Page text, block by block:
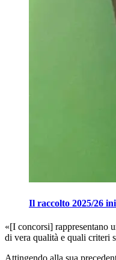
Il raccolto 2025/26
«[I concor­si] rap­pre­senta­no
di vera qualità e quali criteri
Attingendo alla sua